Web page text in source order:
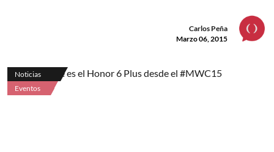
Carlos Peña
Marzo 06, 2015
Noticias
Eventos